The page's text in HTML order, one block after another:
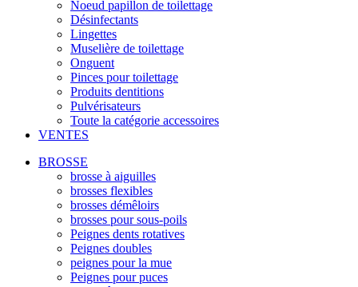
Noeud papillon de toilettage
Désinfectants
Lingettes
Muselière de toilettage
Onguent
Pinces pour toilettage
Produits dentitions
Pulvérisateurs
Toute la catégorie accessoires
VENTES
BROSSE
brosse à aiguilles
brosses flexibles
brosses démêloirs
brosses pour sous-poils
Peignes dents rotatives
Peignes doubles
peignes pour la mue
Peignes pour puces